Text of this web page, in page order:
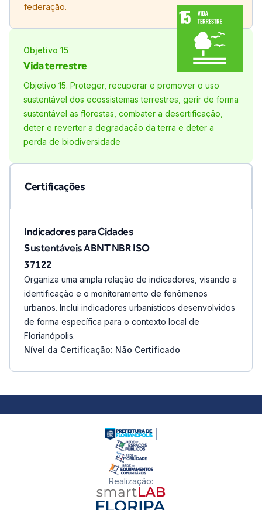
federação.
Objetivo 15
Vida terrestre
Objetivo 15. Proteger, recuperar e promover o uso
sustentável dos ecossistemas terrestres, gerir de forma
sustentável as florestas, combater a desertificação,
deter e reverter a degradação da terra e deter a
perda de biodiversidade
Certificações
Indicadores para Cidades
Sustentáveis ABNT NBR ISO
37122
Organiza uma ampla relação de indicadores, visando a
identificação e o monitoramento de fenômenos
urbanos. Inclui indicadores urbanísticos desenvolvidos
de forma específica para o contexto local de
Florianópolis.
Nível da Certificação: Não Certificado
Realização: